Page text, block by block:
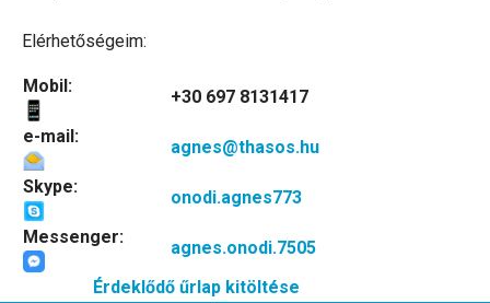
Elérhetőségeim:
Mobil:
+30 697 8131417
e-mail:
agnes@thasos.hu
Skype:
onodi.agnes773
Messenger:
agnes.onodi.7505
Érdeklődő űrlap kitöltése